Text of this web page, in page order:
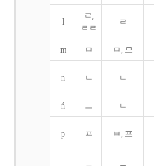
l
ㄹ,
ㄹㄹ
ㄹ
m ㅁ ㅁ, 므
n ㄴ ㄴ
ń ㅡ ㄴ
p ㅍ ㅂ, 프